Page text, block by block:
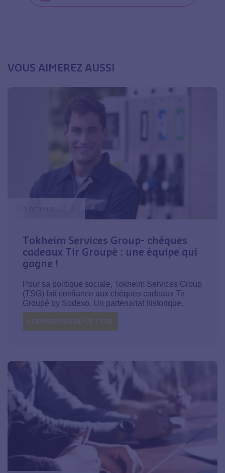
VOUS AIMEREZ AUSSI
Tokheim Services Group- chèques
cadeaux Tir Groupé : une équipe qui
gagne !
Pour sa politique sociale, Tokheim Services Group
(TSG) fait confiance aux chèques cadeaux Tir
Groupé by Sodexo. Un partenariat historique.
LES MISSIONS DU CE / CSE